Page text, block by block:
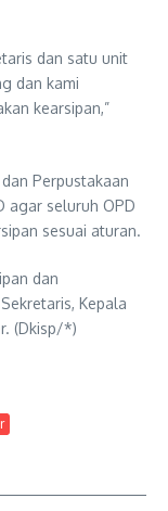
dan satu unit
dan kami
kearsipan,”
Perpustakaan
agar seluruh OPD
sesuai aturan.
dan
Kepala
(Dkisp/*)